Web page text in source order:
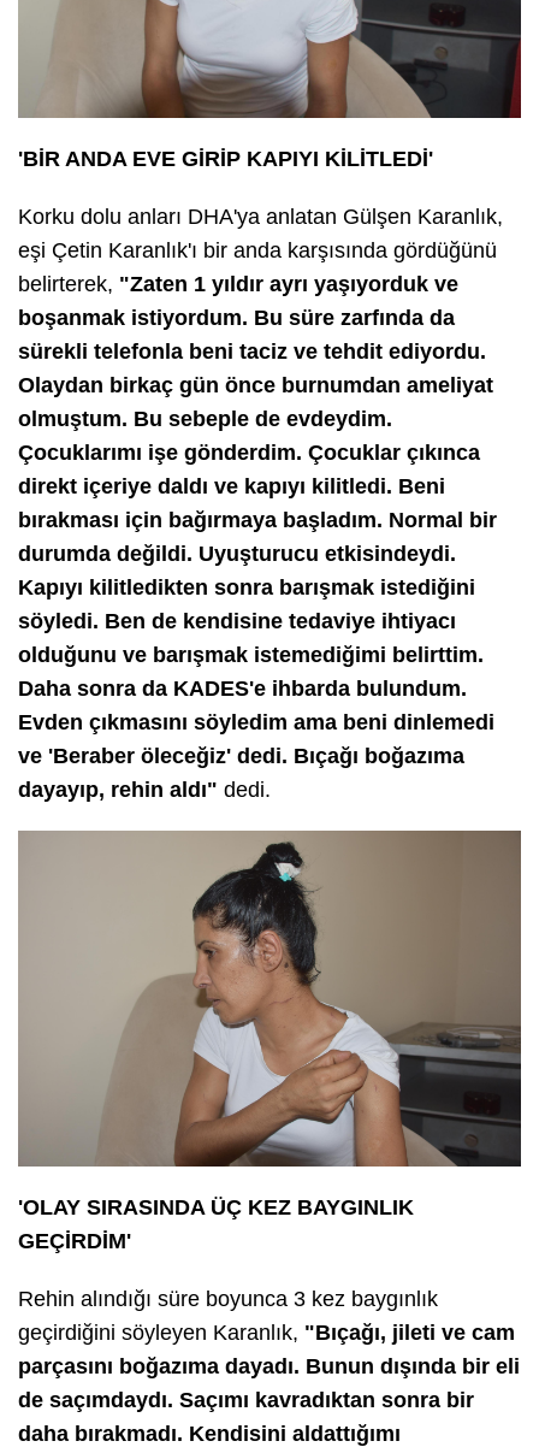
'BİR ANDA EVE GİRİP KAPIYI KİLİTLEDİ'
Korku dolu anları DHA'ya anlatan Gülşen Karanlık,
eşi Çetin Karanlık'ı bir anda karşısında gördüğünü
belirterek, "Zaten 1 yıldır ayrı yaşıyorduk ve
boşanmak istiyordum. Bu süre zarfında da
sürekli telefonla beni taciz ve tehdit ediyordu.
Olaydan birkaç gün önce burnumdan ameliyat
olmuştum. Bu sebeple de evdeydim.
Çocuklarımı işe gönderdim. Çocuklar çıkınca
direkt içeriye daldı ve kapıyı kilitledi. Beni
bırakması için bağırmaya başladım. Normal bir
durumda değildi. Uyuşturucu etkisindeydi.
Kapıyı kilitledikten sonra barışmak istediğini
söyledi. Ben de kendisine tedaviye ihtiyacı
olduğunu ve barışmak istemediğimi belirttim.
Daha sonra da KADES'e ihbarda bulundum.
Evden çıkmasını söyledim ama beni dinlemedi
ve 'Beraber öleceğiz' dedi. Bıçağı boğazıma
dayayıp, rehin aldı" dedi.
'OLAY SIRASINDA ÜÇ KEZ BAYGINLIK
GEÇİRDİM'
Rehin alındığı süre boyunca 3 kez baygınlık
geçirdiğini söyleyen Karanlık, "Bıçağı, jileti ve cam
parçasını boğazıma dayadı. Bunun dışında bir eli
de saçımdaydı. Saçımı kavradıktan sonra bir
daha bırakmadı. Kendisini aldattığımı